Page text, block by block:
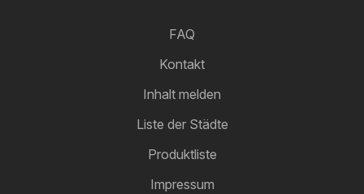
FAQ
Kontakt
Inhalt melden
Liste der Städte
Produktliste
Impressum